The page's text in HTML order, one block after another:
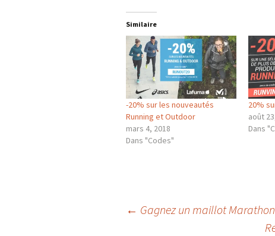
Similaire
-20% sur les nouveautés
Running et Outdoor
mars 4, 2018
Dans "Codes"
20%
août
Dans
Navigation
← Gagnez un maillot